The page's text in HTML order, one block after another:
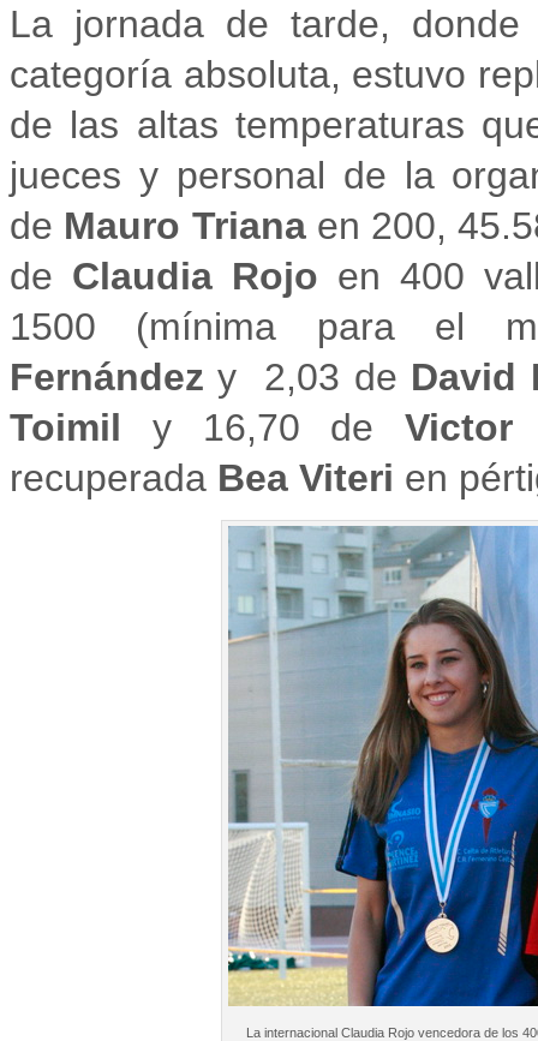
La jornada de tarde,
categoría absoluta, estuvo
de las altas temperaturas
jueces y personal de la
de Mauro Trianaen 200,
de Claudia Rojo en 400
1500 (mínima para el
Fernández y 2,03 de David
Toimil y 16,70 de Victor
recuperada Bea Viteri en
La internacional Claudia Rojo vencedora de los